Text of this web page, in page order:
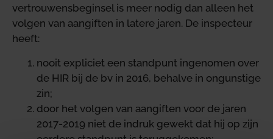
vertrouwensbeginsel is meer nodig dan alleen het
volgen van aangiften in latere jaren. De inspecteur
heeft:
nooit expliciet een standpunt ingenomen over
de HIR bij de bv in 2016, behalve in ongunstige
zin;
door het volgen van aangiften voor de jaren
2017-2019 niet de indruk gewekt dat hij op zijn